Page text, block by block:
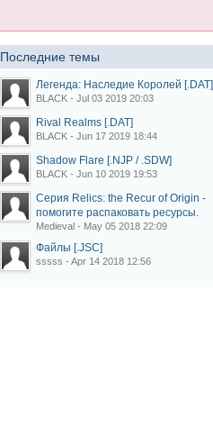
Последние темы
Легенда: Наследие Королей [.DAT]
BLACK - Jul 03 2019 20:03
Rival Realms [.DAT]
BLACK - Jun 17 2019 18:44
Shadow Flare [.NJP / .SDW]
BLACK - Jun 10 2019 19:53
Серия Relics: the Recur of Origin -
помогите распаковать ресурсы.
Medieval - May 05 2018 22:09
Файлы [.JSC]
sssss - Apr 14 2018 12:56